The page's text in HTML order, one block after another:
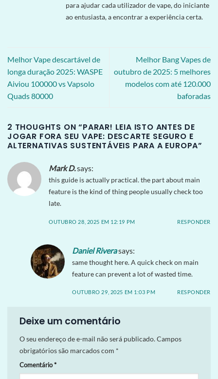
para ajudar cada utilizador de vape, do iniciante
ao entusiasta, a encontrar a experiência certa.
Melhor Vape descartável de
longa duração 2025: WASPE
Aiviou 100000 vs Vapsolo
Quads 80000
Melhor Bang Vapes de
outubro de 2025: 5 melhores
modelos com até 120.000
baforadas
2 THOUGHTS ON “PARAR! LEIA ISTO ANTES DE
JOGAR FORA SEU VAPE: DESCARTE SEGURO E
ALTERNATIVAS SUSTENTÁVEIS ​​​​PARA A EUROPA”
Mark D.says:
this guide is actually practical. the part about main
feature is the kind of thing people usually check too
late.
OUTUBRO 28, 2025 EM 12:19 PM RESPONDER
Daniel Riverasays:
same thought here. A quick check on main
feature can prevent a lot of wasted time.
OUTUBRO 29, 2025 EM 1:03 PM RESPONDER
Deixe um comentário
O seu endereço de e-mail não será publicado.Campos
obrigatórios são marcados com *
Comentário*